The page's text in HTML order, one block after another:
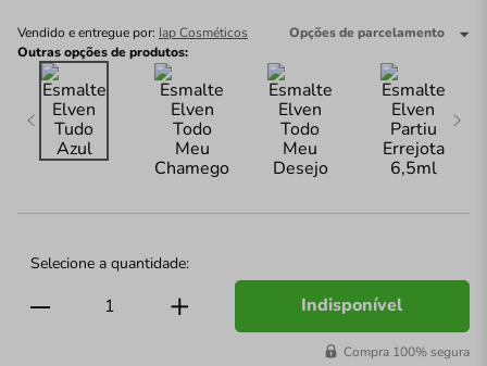
Vendido e entregue por: Iap Cosméticos
Opções de parcelamento
Outras opções de produtos:
Indisponível
Compra 100% segura